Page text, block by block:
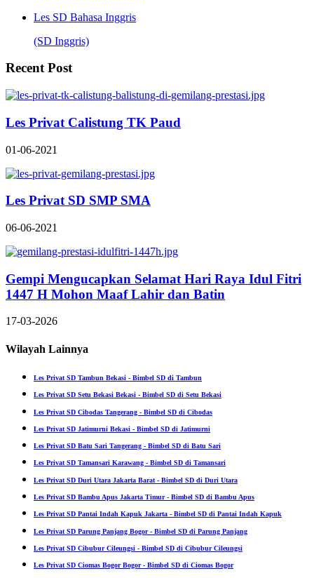
Les SD Bahasa Inggris
(SD Inggris)
Recent Post
Les Privat Calistung TK Paud
01-06-2021
Les Privat SD SMP SMA
06-06-2021
Gempi Mengucapkan Selamat Hari Raya Idul Fitri
1447 H Mohon Maaf Lahir dan Batin
17-03-2026
Wilayah Lainnya
Les Privat SD Tambun Bekasi - Bimbel SD di Tambun
Les Privat SD Setu Bekasi Bekasi - Bimbel SD di Setu Bekasi
Les Privat SD Cibodas Tangerang - Bimbel SD di Cibodas
Les Privat SD Jatimurni Bekasi - Bimbel SD di Jatimurni
Les Privat SD Batu Sari Tangerang - Bimbel SD di Batu Sari
Les Privat SD Tamansari Karawang - Bimbel SD di Tamansari
Les Privat SD Duri Utara Jakarta Barat - Bimbel SD di Duri Utara
Les Privat SD Bambu Apus Jakarta Timur - Bimbel SD di Bambu Apus
Les Privat SD Pantai Indah Kapuk Jakarta - Bimbel SD di Pantai Indah Kapuk
Les Privat SD Parung Panjang Bogor - Bimbel SD di Parung Panjang
Les Privat SD Cibubur Cileungsi - Bimbel SD di Cibubur Cileungsi
Les Privat SD Ciomas Bogor Bogor - Bimbel SD di Ciomas Bogor